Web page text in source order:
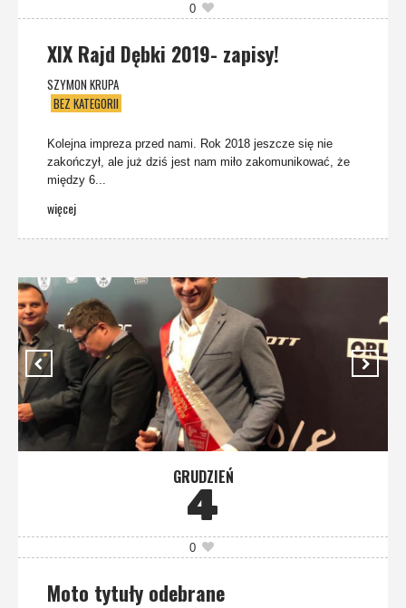
0
XIX Rajd Dębki 2019- zapisy!
SZYMON KRUPA
BEZ KATEGORII
Kolejna impreza przed nami. Rok 2018 jeszcze się nie
zakończył, ale już dziś jest nam miło zakomunikować, że
między 6...
więcej
GRUDZIEŃ
4
0
Moto tytuły odebrane